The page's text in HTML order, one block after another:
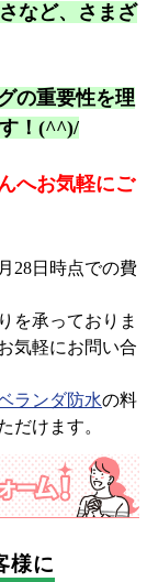
など、さまざ
の重要性を理
！(^^)/
へお気軽にご
28日時点での費
を承っておりま
気軽にお問い合
ランダ防水の料
だけます。
様に